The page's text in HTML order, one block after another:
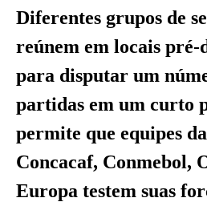
Diferentes grupos de
reúnem em locais pré-
para disputar um
partidas em um curto
permite que equipes
Concacaf, Conmebol,
Europa testem suas